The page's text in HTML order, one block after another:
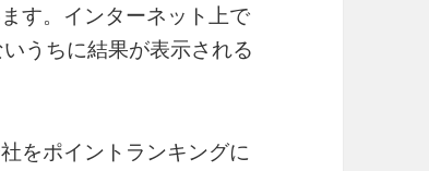
す。インターネット上で
うちに結果が表示される
をポイントランキングに